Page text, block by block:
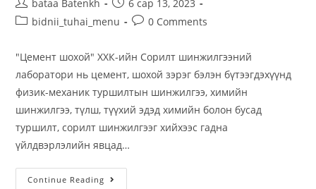
bataa Batenkh
6 сар 13, 2023
bidnii_tuhai_menu
0 Comments
"Цемент шохой" ХХК-ийн Сорилт шинжилгээний
лаборатори нь цемент, шохой зэрэг бэлэн бүтээгдэхүүнд
физик-механик туршилтын шинжилгээ, химийн
шинжилгээ, түлш, түүхий эдэд химийн болон бусад
туршилт, сорилт шинжилгээг хийхээс гадна
үйлдвэрлэлийн явцад…
Continue Reading